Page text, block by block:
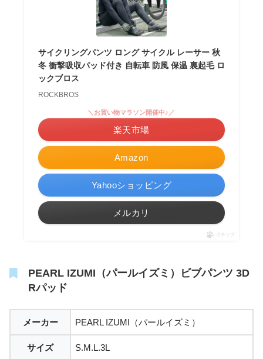
サイクリングパンツ ロング サイクル レーサー 秋
冬 衝撃吸収パッド付き 自転車 防風 保温 裏起毛 ロ
ックブロス
ROCKBROS
Amazon
＼お買い物マラソン開催中♪／
楽天市場
Yahooショッピング
メルカリ
ポチップ
PEARL IZUMI（パールイズミ）ビブパンツ 3D
Rパッド
メーカー PEARL IZUMI（パールイズミ）
サイズ S.M.L.3L